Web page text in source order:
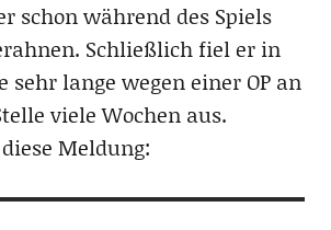
schon während des Spiels
Schließlich fiel er in
sehr lange wegen einer OP an
viele Wochen aus.
Meldung: